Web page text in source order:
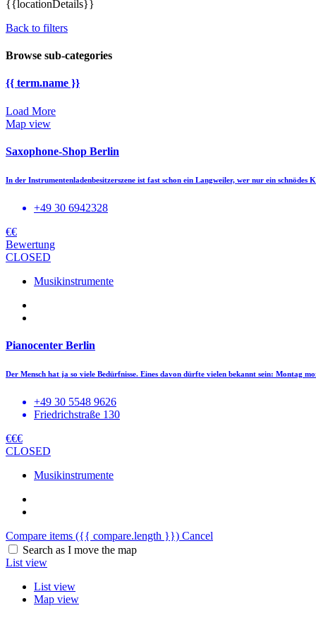
{{locationDetails}}
Back to filters
Browse sub-categories
{{ term.name }}
Load More
Map view
Saxophone-Shop Berlin
In der Instrumentenladenbesitzerszene ist fast schon ein Langweiler, wer nur ein schnödes
+49 30 6942328
€€
Bewertung
CLOSED
Musikinstrumente
Pianocenter Berlin
Der Mensch hat ja so viele Bedürfnisse. Eines davon dürfte vielen bekannt sein: Montag
+49 30 5548 9626
Friedrichstraße 130
€€€
CLOSED
Musikinstrumente
Compare items ({{ compare.length }}) Cancel
Search as I move the map
List view
List view
Map view